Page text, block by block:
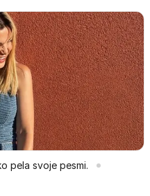
pela svoje pesmi.